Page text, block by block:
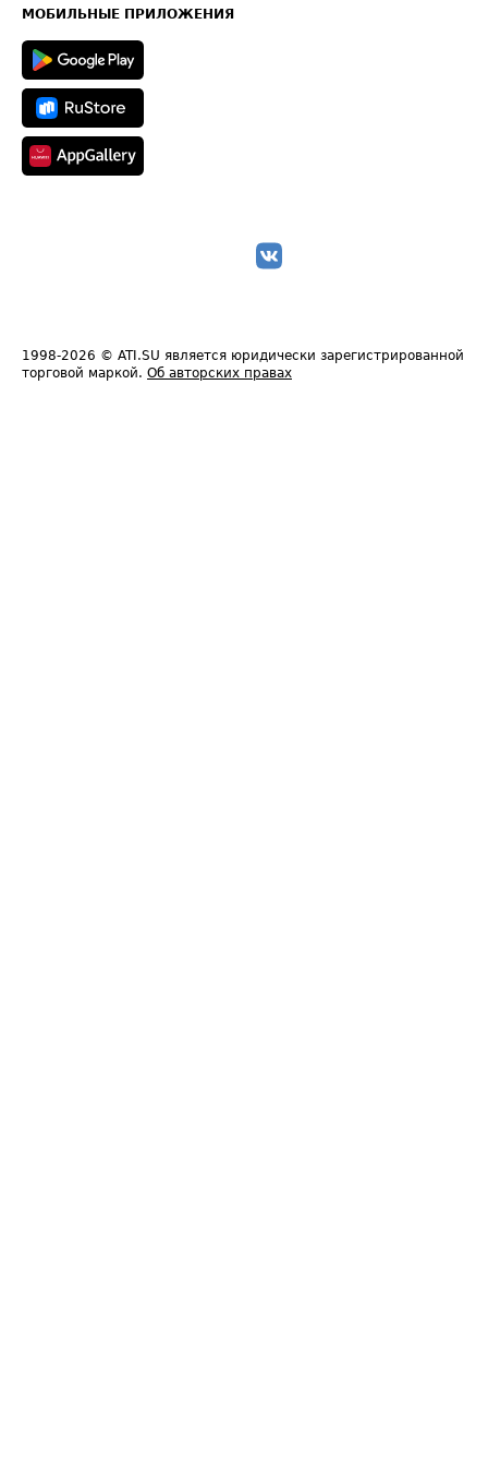
Техническая информация
МОБИЛЬНЫЕ ПРИЛОЖЕНИЯ
1998-2026 © ATI.SU является юридически зарегистрированной
торговой маркой. Об авторских правах